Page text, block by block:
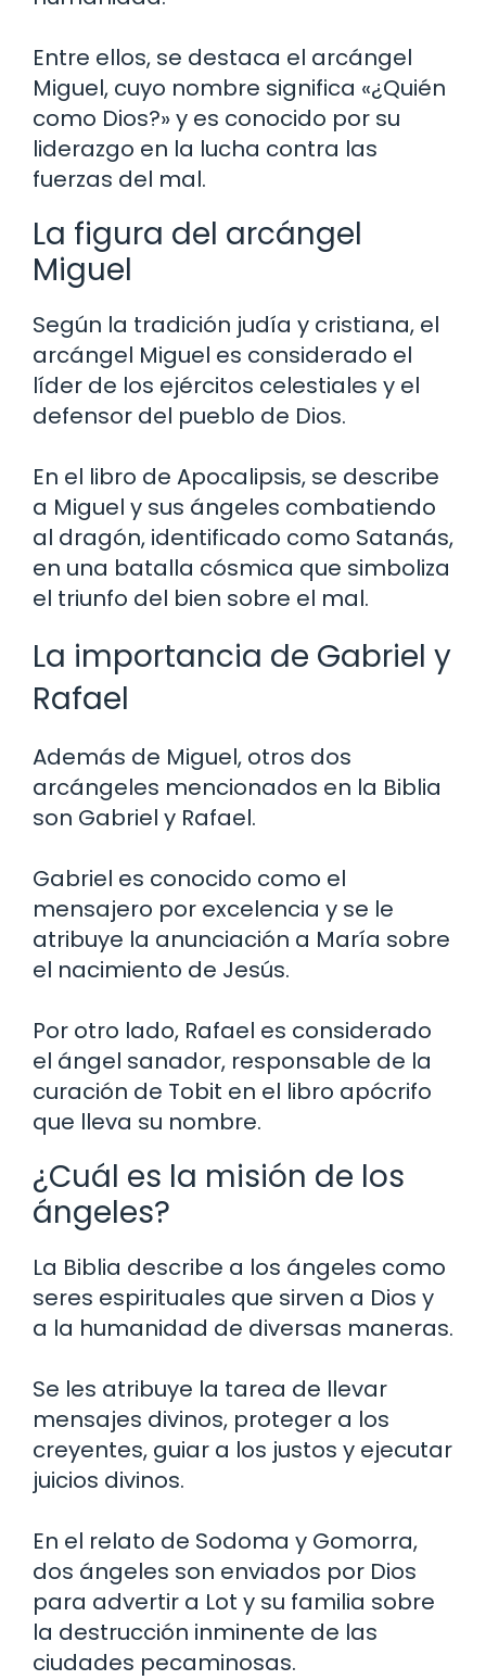
Entre ellos, se destaca el arcángel
Miguel, cuyo nombre significa «¿Quién
como Dios?» y es conocido por su
liderazgo en la lucha contra las
fuerzas del mal.
La figura del arcángel
Miguel
Según la tradición judía y cristiana, el
arcángel Miguel es considerado el
líder de los ejércitos celestiales y el
defensor del pueblo de Dios.
En el libro de Apocalipsis, se describe
a Miguel y sus ángeles combatiendo
al dragón, identificado como Satanás,
en una batalla cósmica que simboliza
el triunfo del bien sobre el mal.
La importancia de Gabriel y
Rafael
Además de Miguel, otros dos
arcángeles mencionados en la Biblia
son Gabriel y Rafael.
Gabriel es conocido como el
mensajero por excelencia y se le
atribuye la anunciación a María sobre
el nacimiento de Jesús.
Por otro lado, Rafael es considerado
el ángel sanador, responsable de la
curación de Tobit en el libro apócrifo
que lleva su nombre.
¿Cuál es la misión de los
ángeles?
La Biblia describe a los ángeles como
seres espirituales que sirven a Dios y
a la humanidad de diversas maneras.
Se les atribuye la tarea de llevar
mensajes divinos, proteger a los
creyentes, guiar a los justos y ejecutar
juicios divinos.
En el relato de Sodoma y Gomorra,
dos ángeles son enviados por Dios
para advertir a Lot y su familia sobre
la destrucción inminente de las
ciudades pecaminosas.